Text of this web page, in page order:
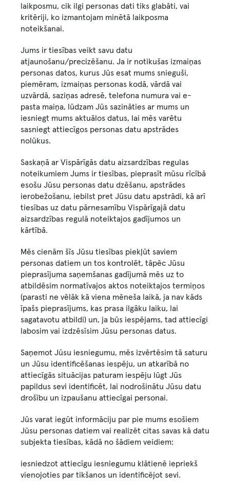
laikposmu, cik ilgi personas dati tiks glabāti, vai
kritēriji, ko izmantojam minētā laikposma
noteikšanai.
Jums ir tiesības veikt savu datu
atjaunošanu/precizēšanu. Ja ir notikušas izmaiņas
personas datos, kurus Jūs esat mums snieguši,
piemēram, izmaiņas personas kodā, vārdā vai
uzvārdā, saziņas adresē, telefona numura vai e-
pasta maiņa, lūdzam Jūs sazināties ar mums un
iesniegt mums aktuālos datus, lai mēs varētu
sasniegt attiecīgos personas datu apstrādes
nolūkus.
Saskaņā ar Vispārīgās datu aizsardzības regulas
noteikumiem Jums ir tiesības, pieprasīt mūsu rīcībā
esošu Jūsu personas datu dzēšanu, apstrādes
ierobežošanu, iebilst pret Jūsu datu apstrādi, kā arī
tiesības uz datu pārnesamību Vispārīgajā datu
aizsardzības regulā noteiktajos gadījumos un
kārtībā.
Mēs cienām šīs Jūsu tiesības piekļūt saviem
personas datiem un tos kontrolēt, tāpēc Jūsu
pieprasījuma saņemšanas gadījumā mēs uz to
atbildēsim normatīvajos aktos noteiktajos termiņos
(parasti ne vēlāk kā viena mēneša laikā, ja nav kāds
īpašs pieprasījums, kas prasa ilgāku laiku, lai
sagatavotu atbildi) un, ja būs iespējams, tad attiecīgi
labosim vai izdzēsīsim Jūsu personas datus.
Saņemot Jūsu iesniegumu, mēs izvērtēsim tā saturu
un Jūsu identificēšanas iespēju, un atkarībā no
attiecīgās situācijas paturam iespēju lūgt Jūs
papildus sevi identificēt, lai nodrošinātu Jūsu datu
drošību un izpaušanu attiecīgai personai.
Jūs varat iegūt informāciju par pie mums esošiem
Jūsu personas datiem vai realizēt citas savas kā datu
subjekta tiesības, kādā no šādiem veidiem:
iesniedzot attiecīgu iesniegumu klātienē iepriekš
vienojoties par tikšanos un identificējot sevi.